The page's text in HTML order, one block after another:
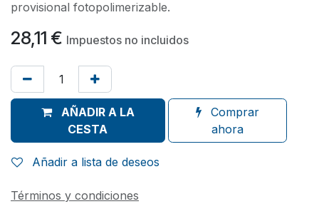
provisional fotopolimerizable.
28,11 € Impuestos no incluidos
AÑADIR A LA
CESTA
Comprar
ahora
Añadir a lista de deseos
Términos y condiciones